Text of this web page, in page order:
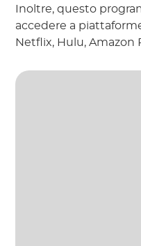
Inoltre, questo
accedere a
Netflix, Hulu, Amazon